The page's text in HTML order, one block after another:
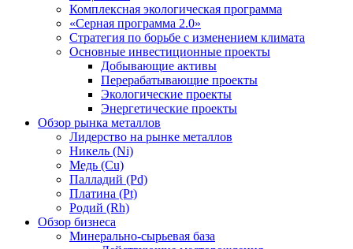
Комплексная экологическая программа
«Серная программа 2.0»
Стратегия по борьбе с изменением климата
Основные инвестиционные проекты
Добывающие активы
Перерабатывающие проекты
Экологические проекты
Энергетические проекты
Обзор рынка металлов
Лидерство на рынке металлов
Никель (Ni)
Медь (Cu)
Палладий (Pd)
Платина (Pt)
Родий (Rh)
Обзор бизнеса
Минерально-сырьевая база